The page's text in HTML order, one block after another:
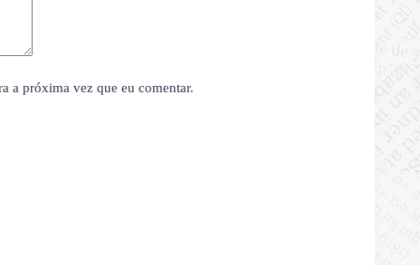
a próxima vez que eu comentar.